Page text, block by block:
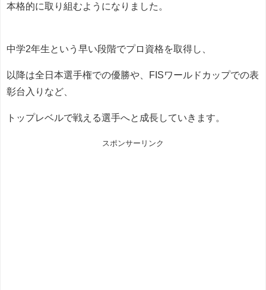
本格的に取り組むようになりました。
中学2年生という早い段階でプロ資格を取得し、
以降は全日本選手権での優勝や、FISワールドカップでの表
彰台入りなど、
トップレベルで戦える選手へと成長していきます。
スポンサーリンク